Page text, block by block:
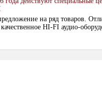
на ряд товаров.
HI-FI аудио-